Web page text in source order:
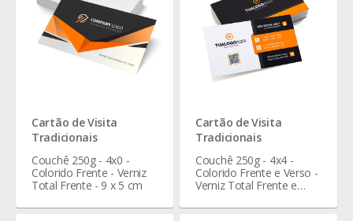
Cartão de Visita
Tradicionais
Couchê 250g - 4x0 -
Colorido Frente - Verniz
Total Frente - 9 x 5 cm
Cartão de Visita
Tradicionais
Couchê 250g - 4x4 -
Colorido Frente e Verso -
Verniz Total Frente e